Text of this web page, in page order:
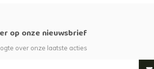
op onze nieuwsbrief
over onze laatste acties